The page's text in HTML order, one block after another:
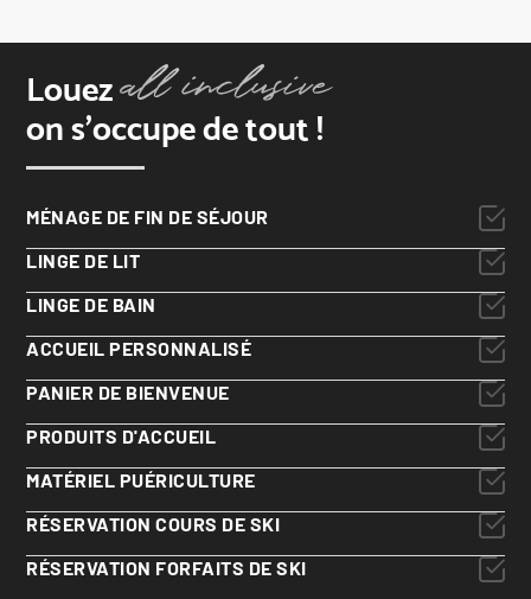
Louez
on s'occupe de tout !
MÉNAGE DE FIN DE SÉJOUR
LINGE DE LIT
LINGE DE BAIN
ACCUEIL PERSONNALISÉ
PANIER DE BIENVENUE
PRODUITS D'ACCUEIL
MATÉRIEL PUÉRICULTURE
RÉSERVATION COURS DE SKI
RÉSERVATION FORFAITS DE SKI